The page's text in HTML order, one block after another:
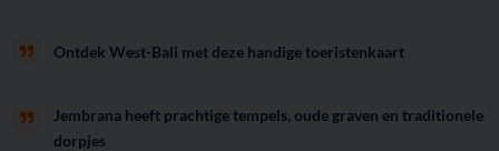
Ontdek West-Bali met deze handige toeristenkaart
Jembrana heeft prachtige tempels, oude graven en traditionele
dorpjes